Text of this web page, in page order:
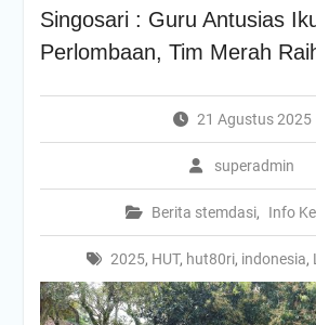
Singosari : Guru Antusias
Perlombaan, Tim Merah
21 Agustus 2025
superadmin
Berita stemdasi, Info
2025, HUT, hut80ri, indonesia,